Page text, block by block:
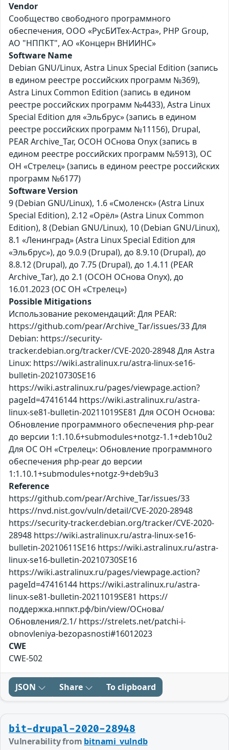
Vendor
Сообщество свободного программного
обеспечения, ООО «РусБИТех-Астра», PHP Group,
АО "НППКТ", АО «Концерн ВНИИНС»
Software Name
Debian GNU/Linux, Astra Linux Special Edition (запись
в едином реестре российских программ №369),
Astra Linux Common Edition (запись в едином
реестре российских программ №4433), Astra Linux
Special Edition для «Эльбрус» (запись в едином
реестре российских программ №11156), Drupal,
PEAR Archive_Tar, ОСОН ОСнова Оnyx (запись в
едином реестре российских программ №5913), ОС
ОН «Стрелец» (запись в едином реестре российских
программ №6177)
Software Version
9 (Debian GNU/Linux), 1.6 «Смоленск» (Astra Linux
Special Edition), 2.12 «Орёл» (Astra Linux Common
Edition), 8 (Debian GNU/Linux), 10 (Debian GNU/Linux),
8.1 «Ленинград» (Astra Linux Special Edition для
«Эльбрус»), до 9.0.9 (Drupal), до 8.9.10 (Drupal), до
8.8.12 (Drupal), до 7.75 (Drupal), до 1.4.11 (PEAR
Archive_Tar), до 2.1 (ОСОН ОСнова Оnyx), до
16.01.2023 (ОС ОН «Стрелец»)
Possible Mitigations
Использование рекомендаций: Для PEAR:
https://github.com/pear/Archive_Tar/issues/33 Для
Debian: https://security-
tracker.debian.org/tracker/CVE-2020-28948 Для Astra
Linux: https://wiki.astralinux.ru/astra-linux-se16-
bulletin-20210730SE16
https://wiki.astralinux.ru/pages/viewpage.action?
pageId=47416144 https://wiki.astralinux.ru/astra-
linux-se81-bulletin-20211019SE81 Для ОСОН Основа:
Обновление программного обеспечения php-pear
до версии 1:1.10.6+submodules+notgz-1.1+deb10u2
Для ОС ОН «Стрелец»: Обновление программного
обеспечения php-pear до версии
1:1.10.1+submodules+notgz-9+deb9u3
Reference
https://github.com/pear/Archive_Tar/issues/33
https://nvd.nist.gov/vuln/detail/CVE-2020-28948
https://security-tracker.debian.org/tracker/CVE-2020-
28948 https://wiki.astralinux.ru/astra-linux-se16-
bulletin-20210611SE16 https://wiki.astralinux.ru/astra-
linux-se16-bulletin-20210730SE16
https://wiki.astralinux.ru/pages/viewpage.action?
pageId=47416144 https://wiki.astralinux.ru/astra-
linux-se81-bulletin-20211019SE81 https://
поддержка.нппкт.рф/bin/view/ОСнова/
Обновления/2.1/ https://strelets.net/patchi-i-
obnovleniya-bezopasnosti#16012023
CWE
CWE-502
JSON Share To clipboard
bit-drupal-2020-28948
Vulnerability from bitnami_vulndb